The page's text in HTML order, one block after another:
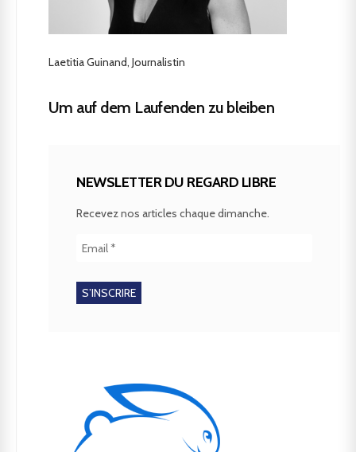
Laetitia Guinand, Journalistin
Um auf dem Laufenden zu bleiben
NEWSLETTER DU REGARD LIBRE
Recevez nos articles chaque dimanche.